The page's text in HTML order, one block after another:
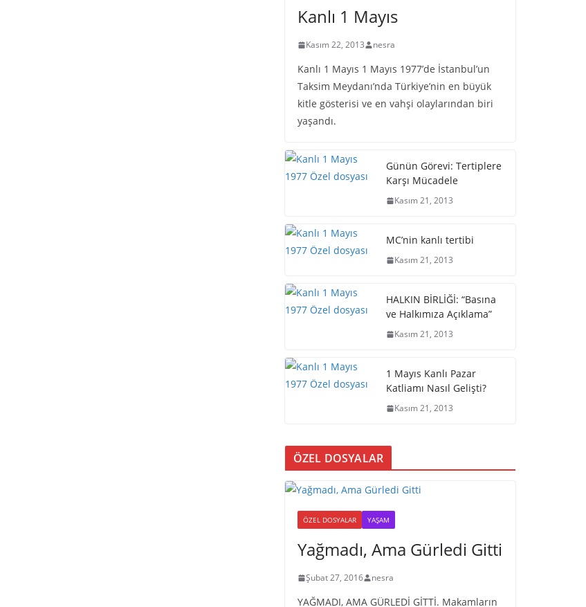
Kanlı 1 Mayıs
Kasım 22, 2013 nesra
Kanlı 1 Mayıs 1 Mayıs 1977’de İstanbul’un
Taksim Meydanı’nda Türkiye’nin en büyük
kitle gösterisi ve en vahşi olaylarından biri
yaşandı.
Günün Görevi: Tertiplere
Karşı Mücadele
Kasım 21, 2013
MC’nin kanlı tertibi
Kasım 21, 2013
HALKIN BİRLİĞİ: “Basına
ve Halkımıza Açıklama”
Kasım 21, 2013
1 Mayıs Kanlı Pazar
Katliamı Nasıl Gelişti?
Kasım 21, 2013
ÖZEL DOSYALAR
ÖZEL DOSYALAR YAŞAM
Yağmadı, Ama Gürledi Gitti
Şubat 27, 2016 nesra
YAĞMADI, AMA GÜRLEDİ GİTTİ. Makamların